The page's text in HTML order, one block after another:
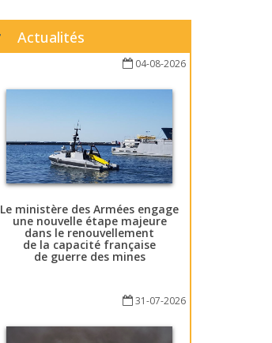
Actualités
04-08-2026
Le ministère des Armées engage
une nouvelle étape majeure
dans le renouvellement
de la capacité française
de guerre des mines
31-07-2026